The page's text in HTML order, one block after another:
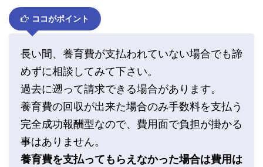
ココがポイント
長い間、養育費が支払われていない場合でも諦
めずに相談してみて下さい。
過去に遡って請求できる場合があります。
養育費の回収が出来た場合のみ手数料を支払う
完全成功報酬型なので、費用面で負担が掛かる
事はありません。
養育費を支払ってもらえなかった場合は費用は